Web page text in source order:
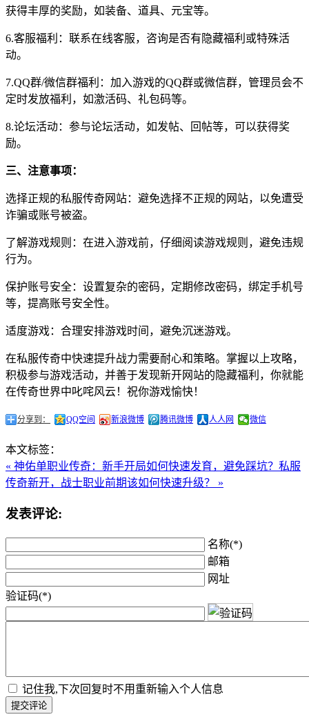
获得丰厚的奖励，如装备、道具、元宝等。
6.客服福利：联系在线客服，咨询是否有隐藏福利或特殊活
动。
7.QQ群/微信群福利：加入游戏的QQ群或微信群，管理员会不
定时发放福利，如激活码、礼包码等。
8.论坛活动：参与论坛活动，如发帖、回帖等，可以获得奖
励。
三、注意事项：
选择正规的私服传奇网站：避免选择不正规的网站，以免遭受
诈骗或账号被盗。
了解游戏规则：在进入游戏前，仔细阅读游戏规则，避免违规
行为。
保护账号安全：设置复杂的密码，定期修改密码，绑定手机号
等，提高账号安全性。
适度游戏：合理安排游戏时间，避免沉迷游戏。
在私服传奇中快速提升战力需要耐心和策略。掌握以上攻略，
积极参与游戏活动，并善于发现新开网站的隐藏福利，你就能
在传奇世界中叱咤风云！祝你游戏愉快！
分享到： QQ空间 新浪微博 腾讯微博 人人网 微信
本文标签：
« 神佑单职业传奇：新手开局如何快速发育，避免踩坑？ 私服
传奇新开，战士职业前期该如何快速升级？ »
发表评论:
名称(*)
邮箱
网址
验证码(*)
记住我,下次回复时不用重新输入个人信息
提交评论